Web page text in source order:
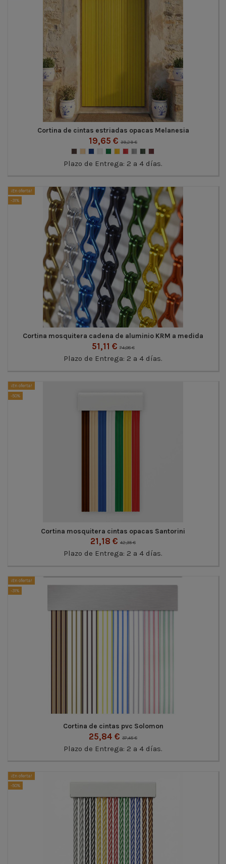
Cortina de cintas estriadas opacas Melanesia
19,65 € 39,29 €
Plazo de Entrega: 2 a 4 días.
¡En oferta!
-31%
Cortina mosquitera cadena de aluminio KRM a medida
51,11 €74,08 €
Plazo de Entrega: 2 a 4 días.
¡En oferta!
-50%
Cortina mosquitera cintas opacas Santorini
21,18 € 42,35 €
Plazo de Entrega: 2 a 4 días.
¡En oferta!
-31%
Cortina de cintas pvc Solomon
25,84 € 37,45 €
Plazo de Entrega: 2 a 4 días.
¡En oferta!
-50%